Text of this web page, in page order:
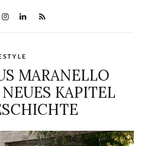
MARANELLO
KAPITEL